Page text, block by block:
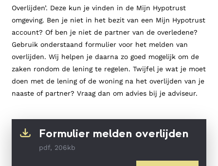
Overlijden’. Deze kun je vinden in de Mijn Hypotrust
omgeving. Ben je niet in het bezit van een Mijn Hypotrust
account? Of ben je niet de partner van de overledene?
Gebruik onderstaand formulier voor het melden van
overlijden. Wij helpen je daarna zo goed mogelijk om de
zaken rondom de lening te regelen. Twijfel je wat je moet
doen met de lening of de woning na het overlijden van je
naaste of partner? Vraag dan om advies bij je adviseur.
Formulier melden overlijden
pdf, 206kb